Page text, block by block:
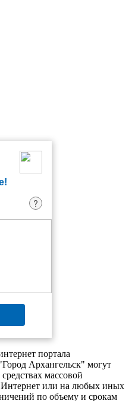
?
портала
Архангельск" могут
массовой
Интернет или на любых иных
по объему и срокам